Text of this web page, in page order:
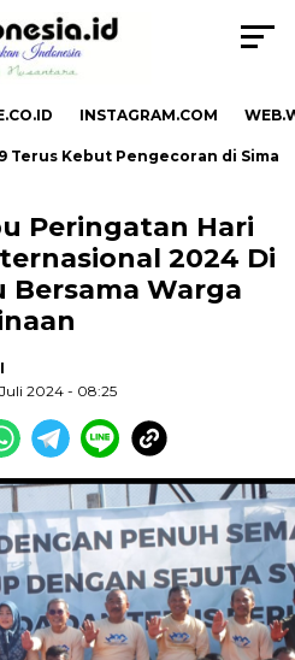
INSTAGRAM.COM
Kebut Pengecoran di Simauang
Peringatan Hari
2024 Di
Bersama Warga
2024 - 08:25